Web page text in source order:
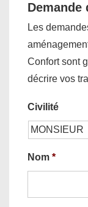
Demande
Les
Confort sont
décrire vos
Civilité
Nom *